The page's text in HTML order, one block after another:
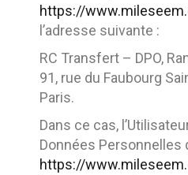
https://
l’adresse suivante :
RC Transfert – DPO,
91, rue du Faubourg
Paris.
Dans ce cas,
Données Personnelles
https://